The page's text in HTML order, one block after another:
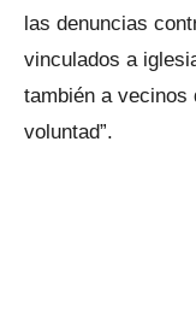
las denuncias
vinculados a
también a vecinos
voluntad”.